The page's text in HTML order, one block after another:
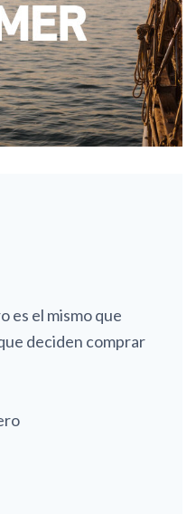
es el mismo que
deciden comprar